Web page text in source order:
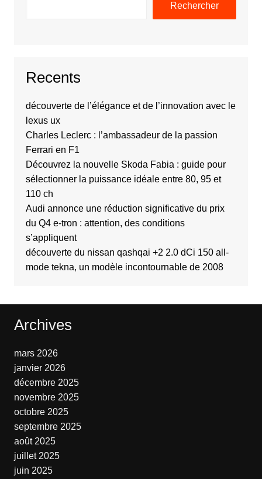
Rechercher
Recents
découverte de l’élégance et de l’innovation avec le
lexus ux
Charles Leclerc : l’ambassadeur de la passion
Ferrari en F1
Découvrez la nouvelle Skoda Fabia : guide pour
sélectionner la puissance idéale entre 80, 95 et
110 ch
Audi annonce une réduction significative du prix
du Q4 e-tron : attention, des conditions
s’appliquent
découverte du nissan qashqai +2 2.0 dCi 150 all-
mode tekna, un modèle incontournable de 2008
Archives
mars 2026
janvier 2026
décembre 2025
novembre 2025
octobre 2025
septembre 2025
août 2025
juillet 2025
juin 2025